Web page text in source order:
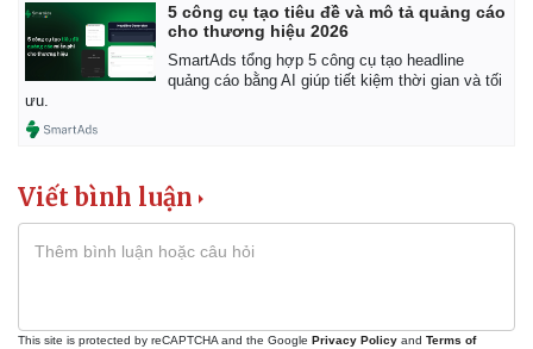
5 công cụ tạo tiêu đề và mô tả quảng cáo
cho thương hiệu 2026
SmartAds tổng hợp 5 công cụ tạo headline
quảng cáo bằng AI giúp tiết kiệm thời gian và tối
ưu.
Viết bình luận
This site is protected by reCAPTCHA and the Google Privacy Policy and Terms of